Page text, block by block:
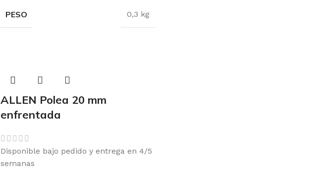
PESO 0,3 kg
ALLEN Polea 20 mm
enfrentada
Disponible bajo pedido y entrega en 4/5
semanas